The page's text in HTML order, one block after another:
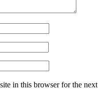
in this browser for the next